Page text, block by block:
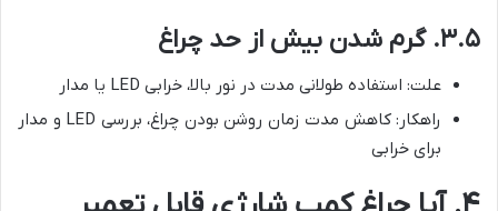
۳.۵. گرم شدن بیش از حد چراغ
علت: استفاده طولانی مدت در نور بالا، خرابی LED یا مدار
راهکار: کاهش مدت زمان روشن بودن چراغ، بررسی LED و مدار
برای خرابی